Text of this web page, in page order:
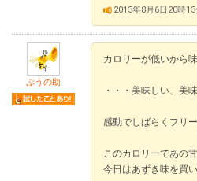
2013年8月6日20時
ぷうの助
カロリーが低いから
・・・美味しい、美
感動でしばらくフリ
このカロリーであの
今日はあずき味を買